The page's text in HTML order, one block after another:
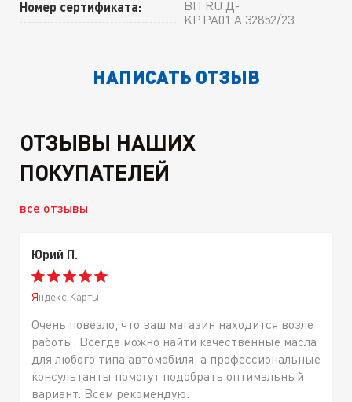
Номер сертификата:
ВП RU Д-
KP.РА01.А.32852/23
НАПИСАТЬ ОТЗЫВ
ОТЗЫВЫ НАШИХ
ПОКУПАТЕЛЕЙ
все отзывы
Юрий П.
Яндекс.Карты
Очень повезло, что ваш магазин находится возле
работы. Всегда можно найти качественные масла
для любого типа автомобиля, а профессиональные
консультанты помогут подобрать оптимальный
вариант. Всем рекомендую.